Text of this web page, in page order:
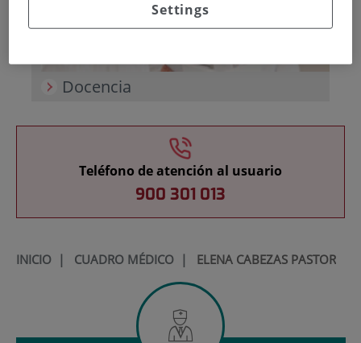
Docencia
Teléfono de atención al usuario
900 301 013
INICIO| CUADRO MÉDICO| ELENA CABEZAS PASTOR
Settings